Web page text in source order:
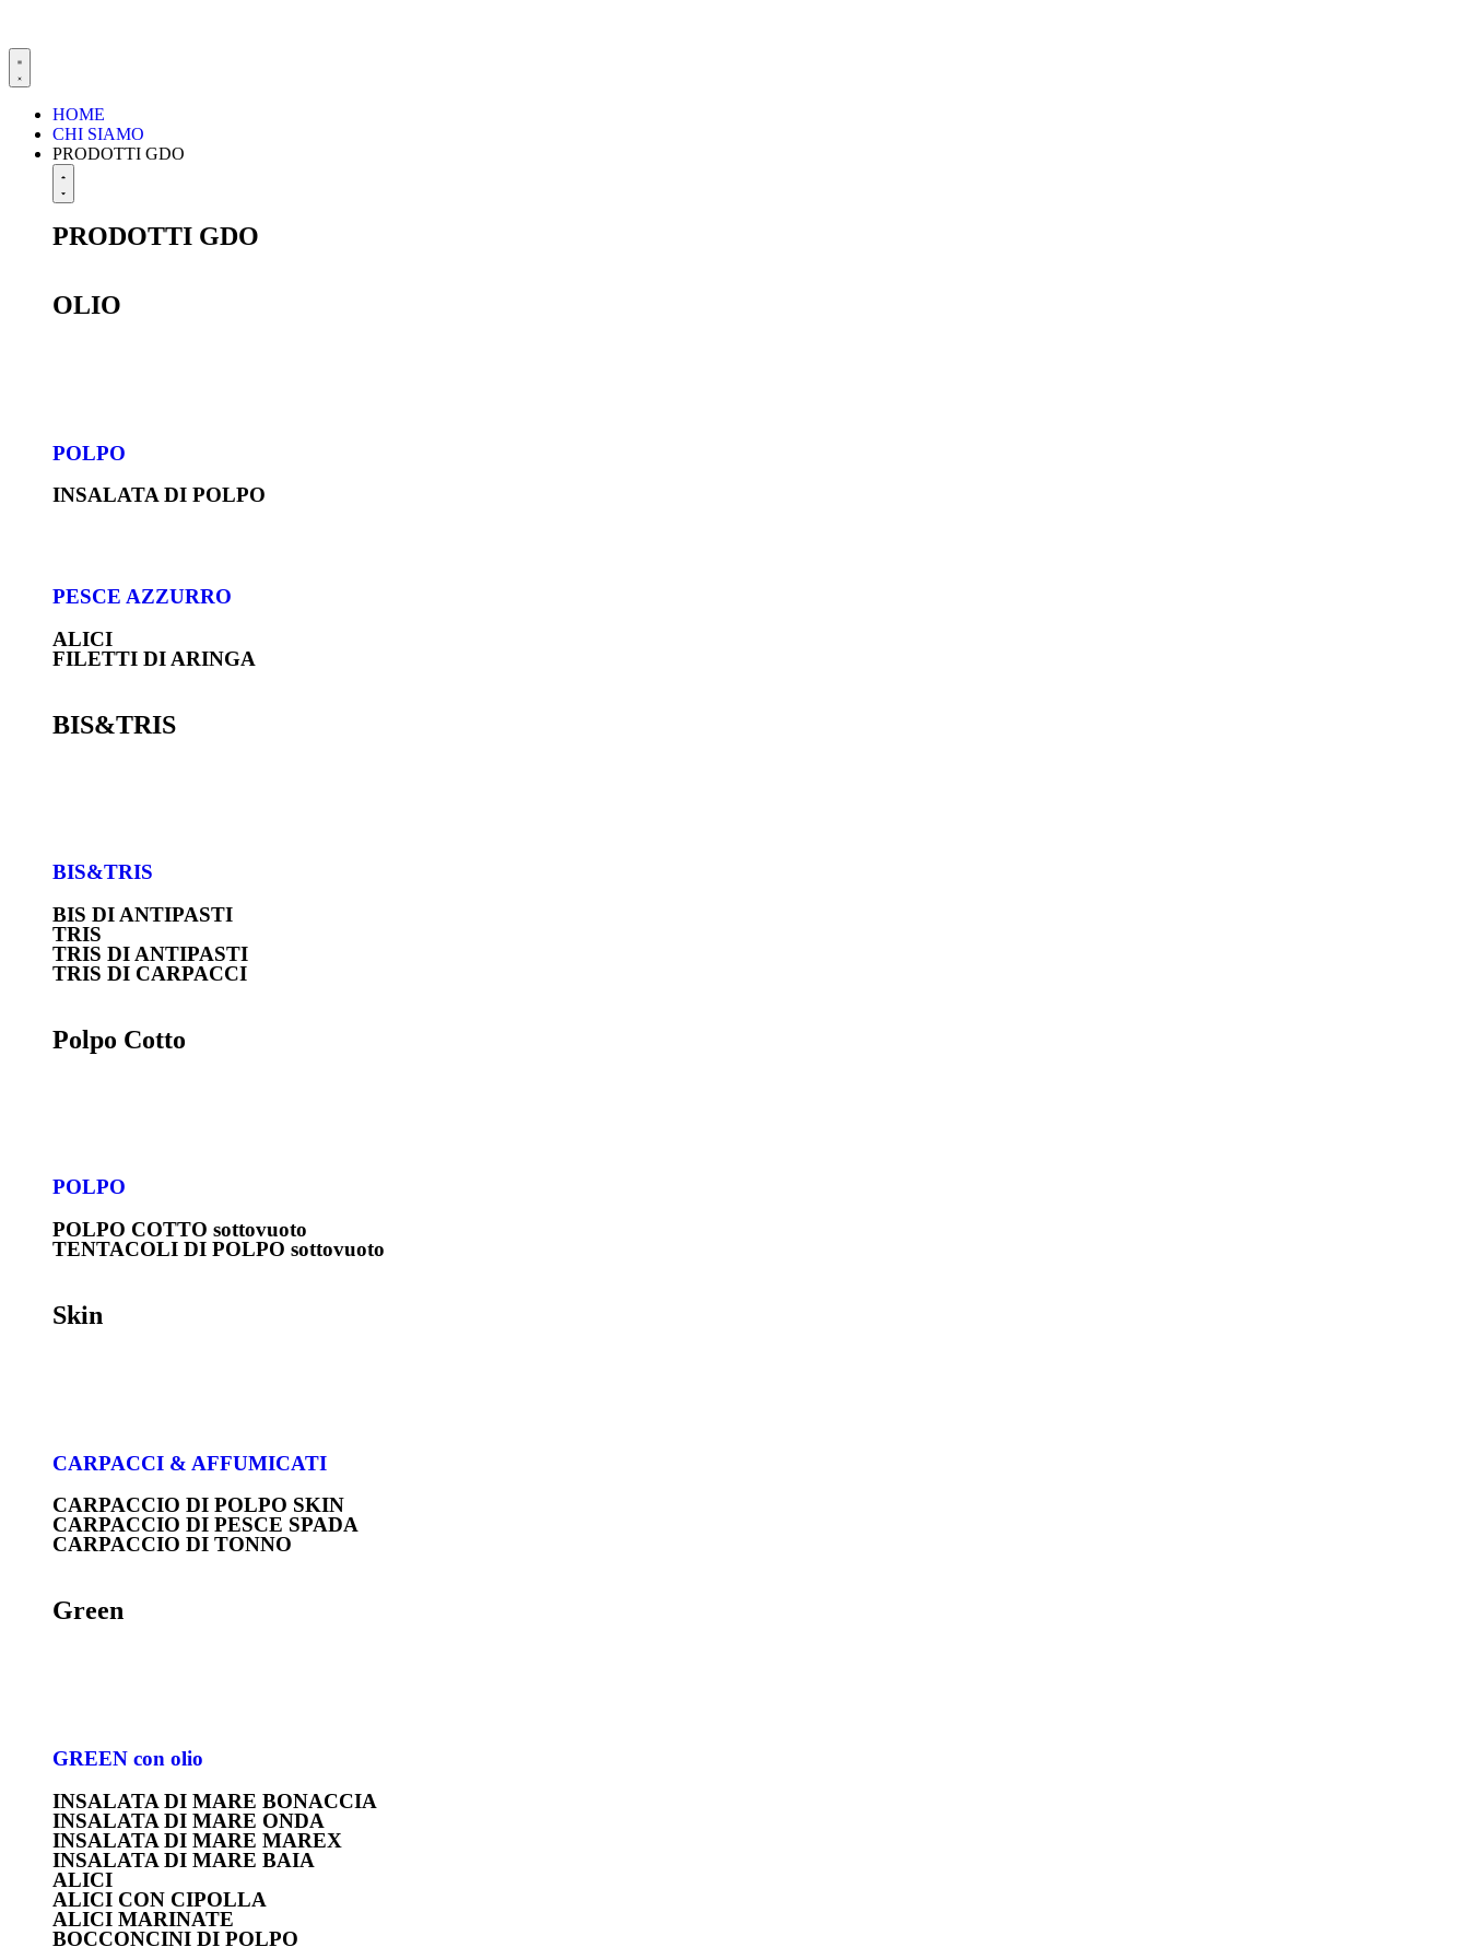
HOME
CHI SIAMO
PRODOTTI GDO
PRODOTTI GDO
OLIO
POLPO
INSALATA DI POLPO
PESCE AZZURRO
ALICI
FILETTI DI ARINGA
BIS&TRIS
BIS&TRIS
BIS DI ANTIPASTI
TRIS
TRIS DI ANTIPASTI
TRIS DI CARPACCI
Polpo Cotto
POLPO
POLPO COTTO sottovuoto
TENTACOLI DI POLPO sottovuoto
Skin
CARPACCI & AFFUMICATI
CARPACCIO DI POLPO SKIN
CARPACCIO DI PESCE SPADA
CARPACCIO DI TONNO
Green
GREEN con olio
INSALATA DI MARE BONACCIA
INSALATA DI MARE ONDA
INSALATA DI MARE MAREX
INSALATA DI MARE BAIA
ALICI
ALICI CON CIPOLLA
ALICI MARINATE
BOCCONCINI DI POLPO